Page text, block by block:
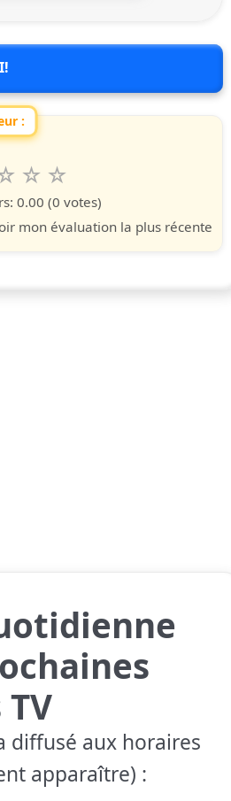
:
da 1 a 10 étoiles
10
étoiles
9
0.00 (0 votes)
mon évaluation la plus récente
diffusé aux horaires
apparaître) :